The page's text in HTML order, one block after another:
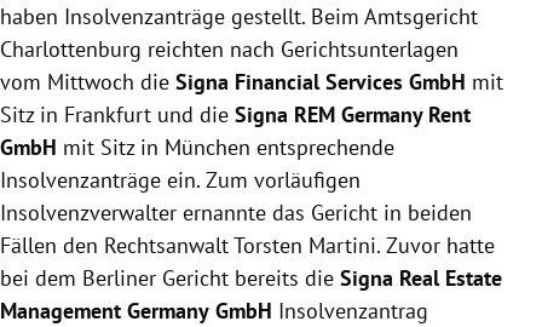
Untermenü
haben Insolvenzanträge gestellt. Beim Amtsgericht
Charlottenburg reichten nach Gerichtsunterlagen
vom Mittwoch die Signa Financial Services GmbH mit
Sitz in Frankfurt und die Signa REM Germany Rent
GmbH mit Sitz in München entsprechende
Insolvenzanträge ein. Zum vorläufigen
Insolvenzverwalter ernannte das Gericht in beiden
Fällen den Rechtsanwalt Torsten Martini. Zuvor hatte
bei dem Berliner Gericht bereits die Signa Real Estate
Management Germany GmbH Insolvenzantrag